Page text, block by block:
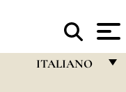
ITALIANO